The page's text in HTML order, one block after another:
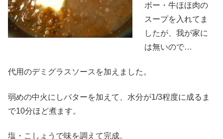
ボー・牛ほほ肉の
スープを入れてま
したが、我が家に
は無いので…
代用のデミグラスソースを加えました。
弱めの中火にしバターを加えて、水分が1/3程度に成るま
で10分ほど煮ます。
塩・こしょうで味を調えて完成。